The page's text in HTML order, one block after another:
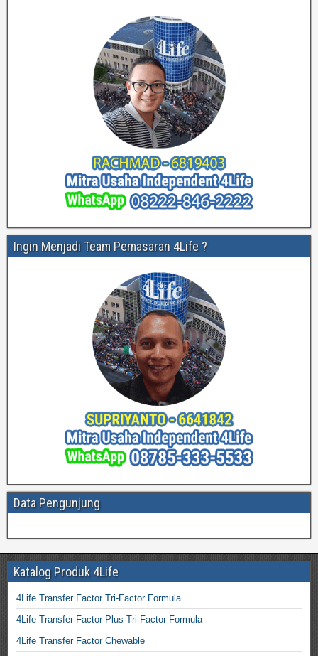
Ingin Menjadi Team Pemasaran 4Life ?
Data Pengunjung
Katalog Produk 4Life
4Life Transfer Factor Tri-Factor Formula
4Life Transfer Factor Plus Tri-Factor Formula
4Life Transfer Factor Chewable